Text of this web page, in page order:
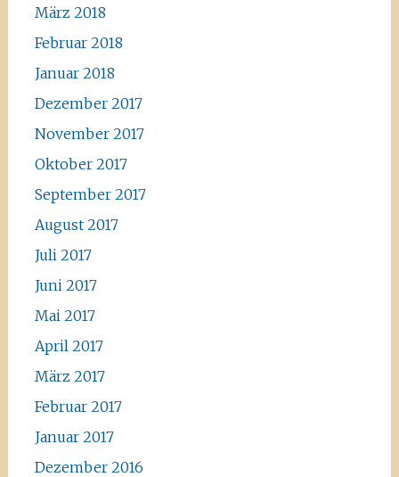
März 2018
Februar 2018
Januar 2018
Dezember 2017
November 2017
Oktober 2017
September 2017
August 2017
Juli 2017
Juni 2017
Mai 2017
April 2017
März 2017
Februar 2017
Januar 2017
Dezember 2016